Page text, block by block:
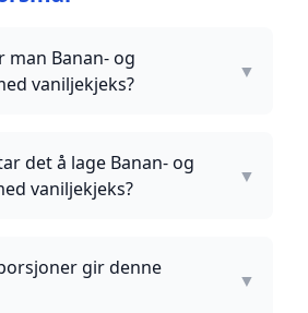
man Banan- og
vaniljekjeks?
▼
det å lage Banan- og
vaniljekjeks?
▼
gir denne
▼